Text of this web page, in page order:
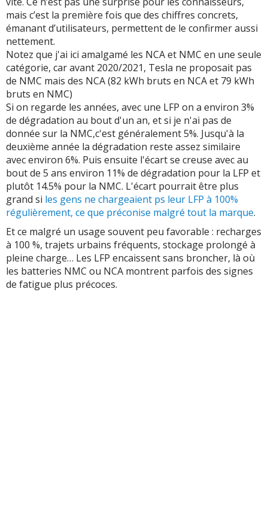
mais c’est la première fois que des chiffres concrets,
émanant d’utilisateurs, permettent de le confirmer aussi
nettement.
Notez que j'ai ici amalgamé les NCA et NMC en une seule
catégorie, car avant 2020/2021, Tesla ne proposait pas
de NMC mais des NCA (82 kWh bruts en NCA et 79 kWh
bruts en NMC)
Si on regarde les années, avec une LFP on a environ 3%
de dégradation au bout d'un an, et si je n'ai pas de
donnée sur la NMC,c'est généralement 5%. Jusqu'à la
deuxième année la dégradation reste assez similaire
avec environ 6%. Puis ensuite l'écart se creuse avec au
bout de 5 ans environ 11% de dégradation pour la LFP et
plutôt 14.5% pour la NMC. L'écart pourrait être plus
grand si les gens ne chargeaient ps leur LFP à 100%
régulièrement, ce que préconise malgré tout la marque.
Et ce malgré un usage souvent peu favorable : recharges
à 100 %, trajets urbains fréquents, stockage prolongé à
pleine charge… Les LFP encaissent sans broncher, là où
les batteries NMC ou NCA montrent parfois des signes
de fatigue plus précoces.